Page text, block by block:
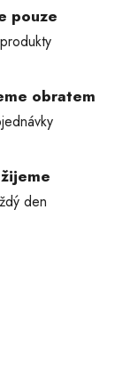
pouze
obratem
den